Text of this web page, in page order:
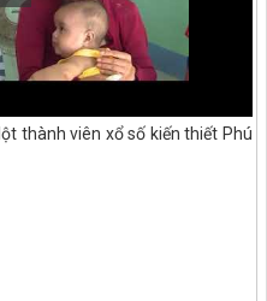
thành viên xổ số kiến thiết Phú